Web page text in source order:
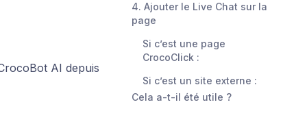
AI depuis
4. Ajouter le Live Chat sur la
page
Si c’est une page
CrocoClick :
Si c’est un site externe :
Cela a-t-il été utile ?